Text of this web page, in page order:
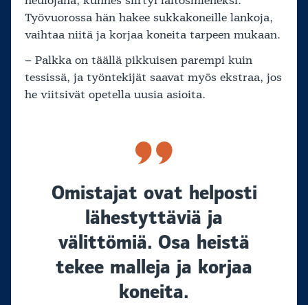
Työvuorossa hän hakee sukkakoneille lankoja,
vaihtaa niitä ja korjaa koneita tarpeen mukaan.
– Palkka on täällä pikkuisen parempi kuin
tessissä, ja työntekijät saavat myös ekstraa, jos
he viitsivät opetella uusia asioita.
Omistajat ovat helposti
lähestyttäviä ja
välittömiä. Osa heistä
tekee malleja ja korjaa
koneita.